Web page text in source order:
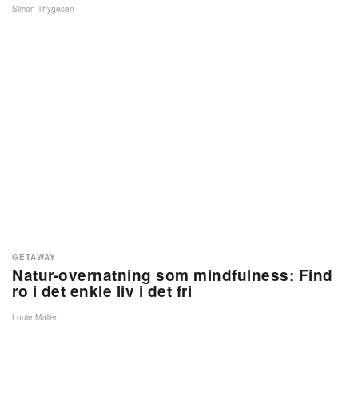
Simon Thygesen
Natur-overnatning som mindfulness: Find
ro i det enkle liv i det fri
GETAWAY
Louie Møller